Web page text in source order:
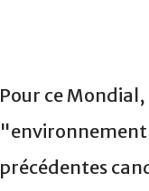
Pour ce
"environnement
précédentes